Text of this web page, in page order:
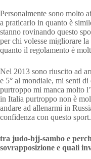
Personalmente sono molto
a praticarlo in quanto è
stanno rovinando questo
per chi volesse migliorare
quanto il regolamento è
Nel 2013 sono riuscito ad
e 5° al mondiale, mi senti
purtroppo mi manca molto
in Italia purtroppo non è
andare ad allenarmi in
confidenza con questo sport.
tra judo-bjj-sambo e
sovrapposizione e quali